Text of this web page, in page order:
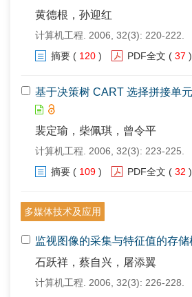
黄德根，孙迎红
计算机工程. 2006, 32(3): 220-222.
摘要 ( 120 ) PDF全文 ( 37 )
基于决策树 CART 选择拼接单
裴定瑜，柴佩琪，曾令平
计算机工程. 2006, 32(3): 223-225.
摘要 ( 109 ) PDF全文 ( 32 )
多媒体技术及应用
监视图像的采集与特征值的存储
石跃祥，蔡自兴，屠添翼
计算机工程. 2006, 32(3): 226-228.